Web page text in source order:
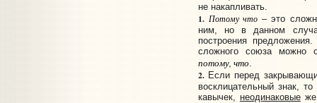
не накапливать.
1. Потому что – это
ним, но в данном
построения
сложного союза можно
потому, что.
2.Если перед
восклицательный знак,
кавычек, неодинаковыеже